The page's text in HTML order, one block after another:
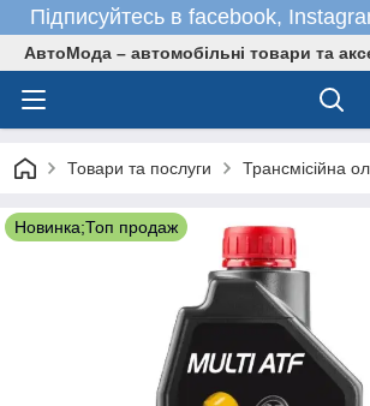
Підписуйтесь в facebook,
АвтоМода – автомобільні товари та
Товари та послуги Трансмісійна
Новинка;Топ продаж